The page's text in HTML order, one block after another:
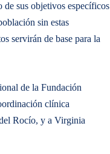
de sus objetivos específicos
sin estas
servirán de base para la
de la Fundación
clínica
Rocío, y a Virginia